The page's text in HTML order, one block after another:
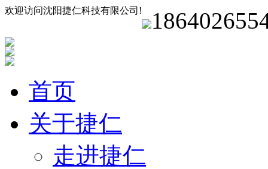
欢迎访问沈阳捷仁科技有限公司!
首页
关于捷仁
走进捷仁